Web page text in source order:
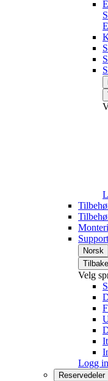
Support
Norsk
Tilbake
Velg
Logg
Reservedeler